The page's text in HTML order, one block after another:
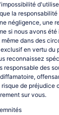
la
négligence, une
si nous avons
dans des
en vertu du
reconnaissez
responsable des
de préjudice
sur vous.